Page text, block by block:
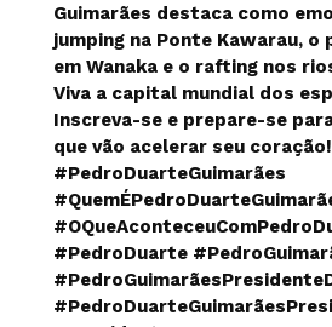
Guimarães destaca como
jumping na Ponte Kawarau, o
em Wanaka e o rafting nos
Viva a capital mundial dos
Inscreva-se e prepare-se
que vão acelerar seu coração!
#PedroDuarteGuimarães
#PedroDuarte